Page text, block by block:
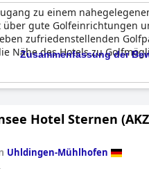
zu einem
gute
zufriedenstellenden
Nähe des Hotels zu
Zusammenfassung der
Hotel Sternen
Uhldingen-Mühlhofen